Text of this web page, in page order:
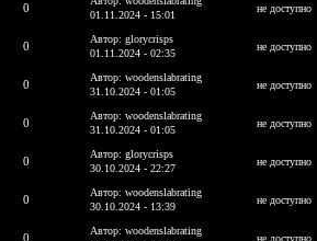
0
01.11.2024 - 15:01
не доступно
0
Автор: glorycrisps
01.11.2024 - 02:35
не доступно
0
Автор: woodenslabrating
31.10.2024 - 01:05
не доступно
0
Автор: woodenslabrating
31.10.2024 - 01:05
не доступно
0
Автор: glorycrisps
30.10.2024 - 22:27
не доступно
0
Автор: woodenslabrating
30.10.2024 - 13:39
не доступно
0
Автор: woodenslabrating
не доступно